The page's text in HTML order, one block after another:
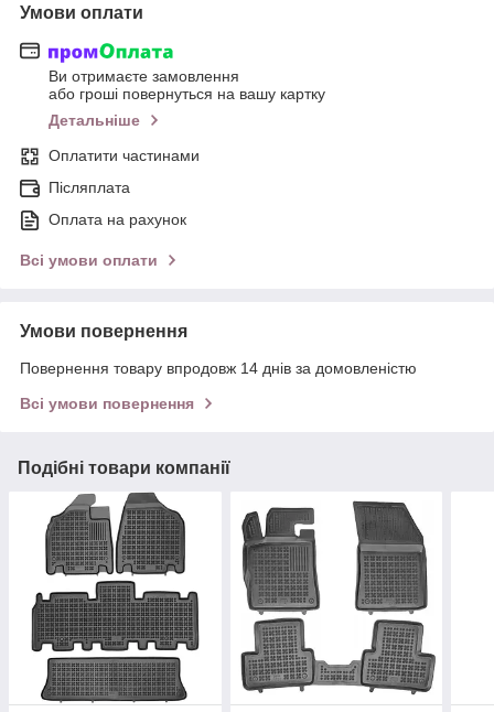
Умови оплати
Ви отримаєте замовлення
або гроші повернуться на вашу картку
Детальніше
Оплатити частинами
Післяплата
Оплата на рахунок
Всі умови оплати
Умови повернення
Повернення товару впродовж 14 днів за домовленістю
Всі умови повернення
Подібні товари компанії